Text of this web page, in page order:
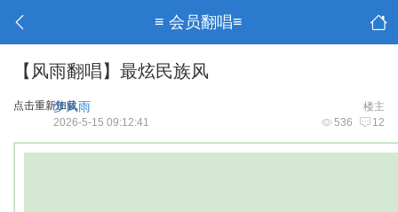
≡ 会员翻唱≡
【风雨翻唱】最炫民族风
点击重新加载 楼主
梦风雨
536 12
2026-5-15 09:12:41